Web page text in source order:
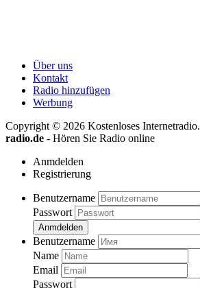
Über uns
Kontakt
Radio hinzufügen
Werbung
Copyright © 2026 Kostenloses Internetradio.
radio.de - Hören Sie Radio online
Anmdelden
Registrierung
Benutzername
Passwort
Anmdelden
Benutzername
Name
Email
Passwort